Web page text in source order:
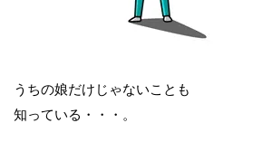
うちの娘だけじゃないことも
知っている・・・。